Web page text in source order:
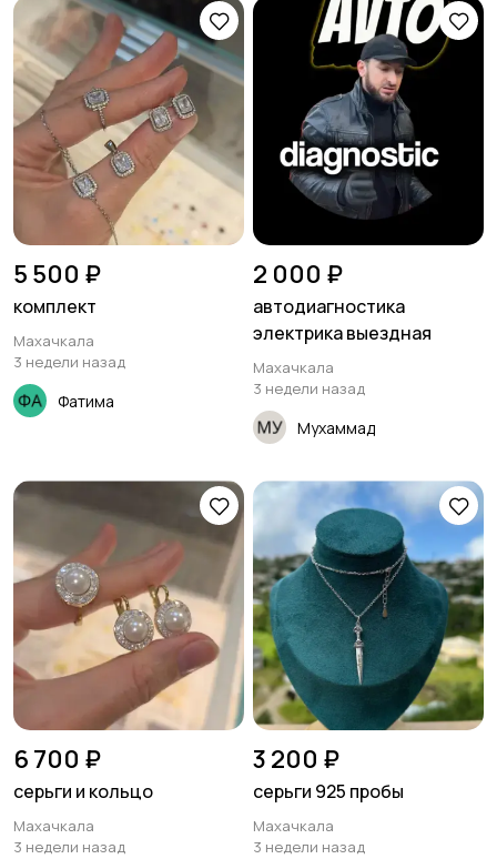
5 500 ₽
комплект
Махачкала
3 недели назад
Фатима
2 000 ₽
автодиагностика
электрика выездная
Махачкала
3 недели назад
Мухаммад
6 700 ₽
серьги и кольцо
Махачкала
3 недели назад
3 200 ₽
серьги 925 пробы
Махачкала
3 недели назад